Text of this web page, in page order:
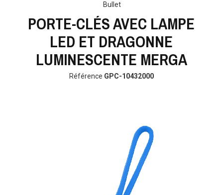
Bullet
PORTE-CLÉS AVEC LAMPE
LED ET DRAGONNE
LUMINESCENTE MERGA
Référence GPC-10432000